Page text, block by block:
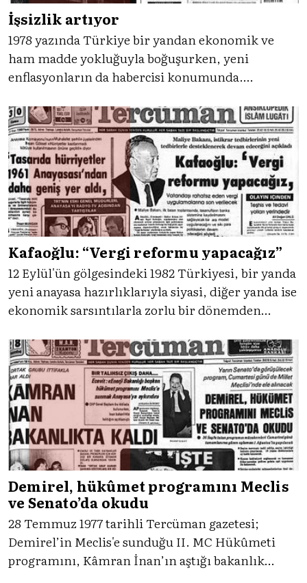
İşsizlik artıyor
1978 yazında Türkiye bir yandan ekonomik ve
ham madde yokluğuyla boğuşurken, yeni
enflasyonların da habercisi konumunda.
artan işsizlik yüzdelerini ve toplu işten
çıkarmaları yeni bir ekonomi tehlikesi olarak
açıklıyor.
Kafaoğlu: “Vergi reformu yapacağız”
12 Eylül'ün gölgesindeki 1982 Türkiyesi, bir yanda
yeni anayasa hazırlıklarıyla siyasi, diğer yanda ise
ekonomik sarsıntılarla zorlu bir dönemden
manşetleriyle vergi reformu vaatlerini ve
hürriyet tartışmalarını tarihe not düşüyor.
Demirel, hükûmet programını Meclis
ve Senato’da okudu
28 Temmuz 1977 tarihli Tercüman gazetesi;
Demirel’in Meclis'e sunduğu II. MC Hükûmeti
programını, Kâmran İnan’ın aştığı bakanlık